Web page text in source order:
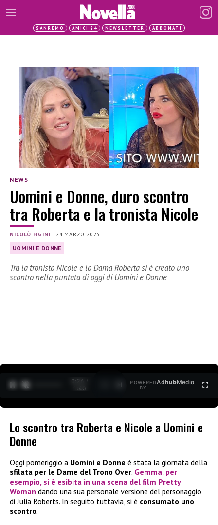
SANREMO AMICI 24 NEWSLETTER ABBONATI
NEWS
Uomini e Donne, duro scontro
tra Roberta e la tronista Nicole
NICOLÒ FIGINI | 24 MARZO 2023
UOMINI E DONNE
Tra la tronista Nicole e la Dama Roberta si è creato uno
scontro nella puntata di oggi di Uomini e Donne
0:27 /
1:40
POWERED
BY
AdhubMedia
Lo scontro tra Roberta e Nicole a Uomini e
Donne
Oggi pomeriggio a Uomini e Donne è stata la giornata della
sfilata per le Dame del Trono Over. Gemma, per
esempio, si è esibita in una scena del film Pretty
Woman dando una sua personale versione del personaggio
di Julia Roberts. In seguito tuttavia, si è consumato uno
scontro.